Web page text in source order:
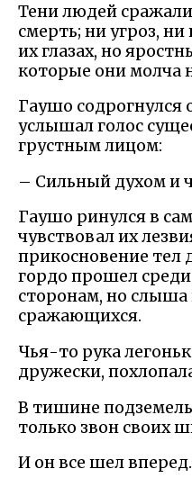
Тени людей
смерть; ни угроз,
их глазах, но
которые они молча
Гаушо содрогнулся
услышал голос
грустным лицом:
– Сильный духом и
Гаушо ринулся в
чувствовал их
прикосновение тел
гордо прошел среди
сторонам, но слыша
сражающихся.
Чья-то рука
дружески,
В тишине
только звон своих
И он все шел вперед.